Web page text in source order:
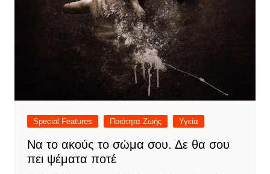
Special Features Ποιότητα Ζωής Υγεία
Να το ακούς το σώμα σου. Δε θα σου
πει ψέματα ποτέ